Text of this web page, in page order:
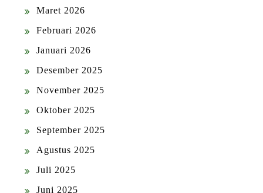
Maret 2026
Februari 2026
Januari 2026
Desember 2025
November 2025
Oktober 2025
September 2025
Agustus 2025
Juli 2025
Juni 2025